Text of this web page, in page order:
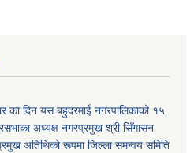
का दिन यस बहुदरमाई नगरपालिकाको १५
अध्यक्ष नगरप्रमुख श्री सिँगासन
अतिथिको रूपमा जिल्ला समन्वय समिति